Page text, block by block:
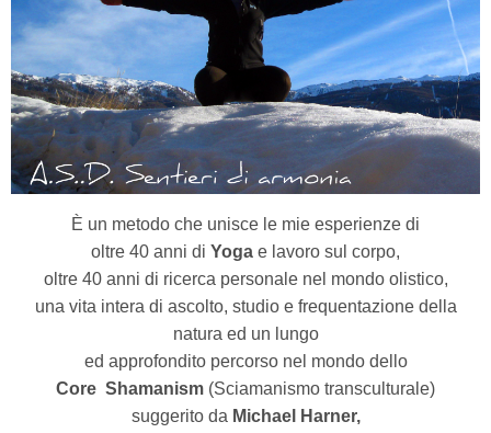
È un metodo che unisce le mie esperienze di
oltre 40 anni di Yoga e lavoro sul corpo,
oltre 40 anni di ricerca personale nel mondo olistico,
una vita intera di ascolto, studio e frequentazione della
natura ed un lungo
ed approfondito percorso nel mondo dello
Core Shamanism (Sciamanismo transculturale)
suggerito da Michael Harner,